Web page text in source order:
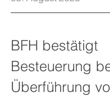
BFH bestätigt
Besteuerung
Überführung